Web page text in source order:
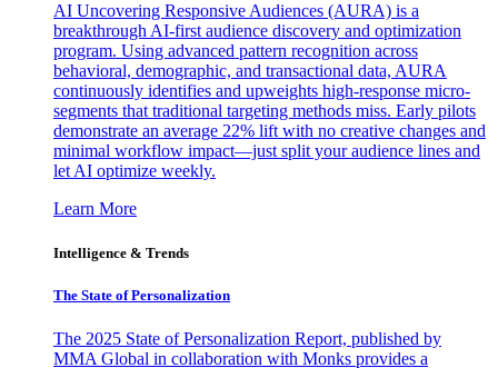
AI Uncovering Responsive Audiences (AURA) is a
breakthrough AI-first audience discovery and optimization
program. Using advanced pattern recognition across
behavioral, demographic, and transactional data, AURA
continuously identifies and upweights high-response micro-
segments that traditional targeting methods miss. Early pilots
demonstrate an average 22% lift with no creative changes and
minimal workflow impact—just split your audience lines and
let AI optimize weekly.
Learn More
Intelligence & Trends
The State of Personalization
The 2025 State of Personalization Report, published by
MMA Global in collaboration with Monks provides a